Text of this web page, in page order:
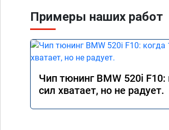
Примеры наших работ
Чип тюнинг BMW 520i F10:
сил хватает, но не радует.